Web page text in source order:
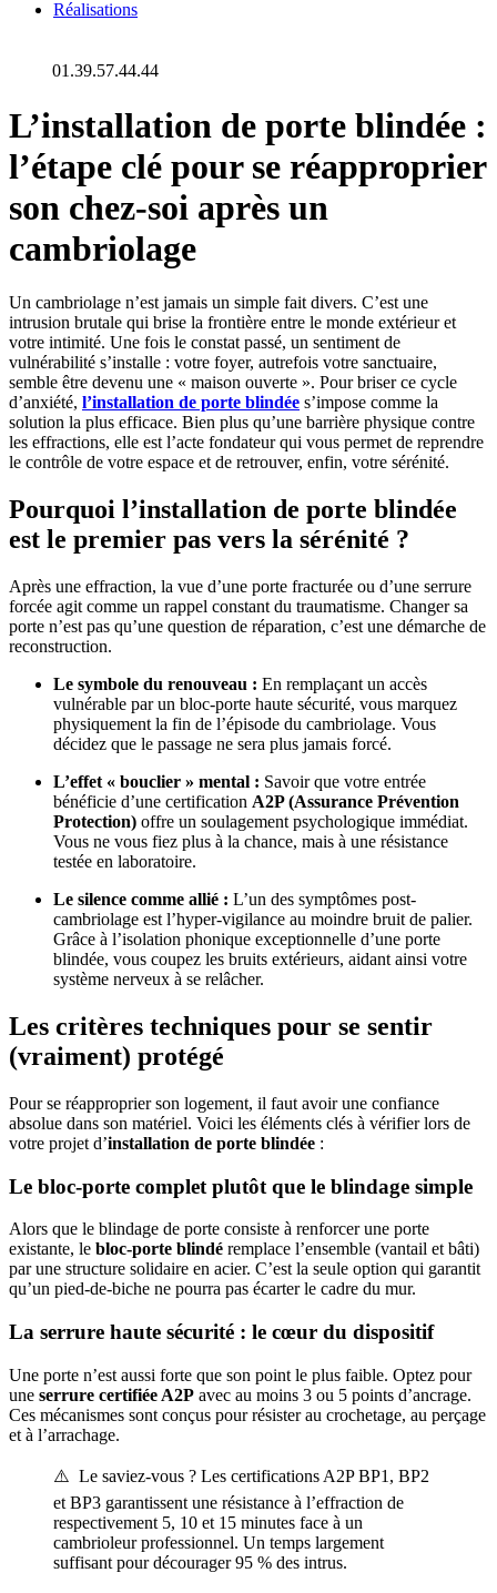
Réalisations
01.39.57.44.44
L’installation de porte blindée :
l’étape clé pour se réapproprier
son chez-soi après un
cambriolage
Un cambriolage n’est jamais un simple fait divers. C’est une
intrusion brutale qui brise la frontière entre le monde extérieur et
votre intimité. Une fois le constat passé, un sentiment de
vulnérabilité s’installe : votre foyer, autrefois votre sanctuaire,
semble être devenu une « maison ouverte ». Pour briser ce cycle
d’anxiété, l’installation de porte blindée s’impose comme la
solution la plus efficace. Bien plus qu’une barrière physique contre
les effractions, elle est l’acte fondateur qui vous permet de reprendre
le contrôle de votre espace et de retrouver, enfin, votre sérénité.
Pourquoi l’installation de porte blindée
est le premier pas vers la sérénité ?
Après une effraction, la vue d’une porte fracturée ou d’une serrure
forcée agit comme un rappel constant du traumatisme. Changer sa
porte n’est pas qu’une question de réparation, c’est une démarche de
reconstruction.
Le symbole du renouveau : En remplaçant un accès
vulnérable par un bloc-porte haute sécurité, vous marquez
physiquement la fin de l’épisode du cambriolage. Vous
décidez que le passage ne sera plus jamais forcé.
L’effet « bouclier » mental : Savoir que votre entrée
bénéficie d’une certification A2P (Assurance Prévention
Protection) offre un soulagement psychologique immédiat.
Vous ne vous fiez plus à la chance, mais à une résistance
testée en laboratoire.
Le silence comme allié : L’un des symptômes post-
cambriolage est l’hyper-vigilance au moindre bruit de palier.
Grâce à l’isolation phonique exceptionnelle d’une porte
blindée, vous coupez les bruits extérieurs, aidant ainsi votre
système nerveux à se relâcher.
Les critères techniques pour se sentir
(vraiment) protégé
Pour se réapproprier son logement, il faut avoir une confiance
absolue dans son matériel. Voici les éléments clés à vérifier lors de
votre projet d’installation de porte blindée :
Le bloc-porte complet plutôt que le blindage simple
Alors que le blindage de porte consiste à renforcer une porte
existante, le bloc-porte blindé remplace l’ensemble (vantail et bâti)
par une structure solidaire en acier. C’est la seule option qui garantit
qu’un pied-de-biche ne pourra pas écarter le cadre du mur.
La serrure haute sécurité : le cœur du dispositif
Une porte n’est aussi forte que son point le plus faible. Optez pour
une serrure certifiée A2P avec au moins 3 ou 5 points d’ancrage.
Ces mécanismes sont conçus pour résister au crochetage, au perçage
et à l’arrachage.
⚠️ Le saviez-vous ? Les certifications A2P BP1, BP2
et BP3 garantissent une résistance à l’effraction de
respectivement 5, 10 et 15 minutes face à un
cambrioleur professionnel. Un temps largement
suffisant pour décourager 95 % des intrus.